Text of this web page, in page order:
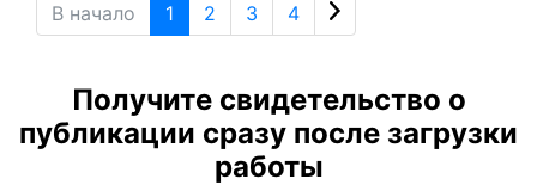
В начало 1 2 3 4
Получите свидетельство о
публикации сразу после загрузки
работы